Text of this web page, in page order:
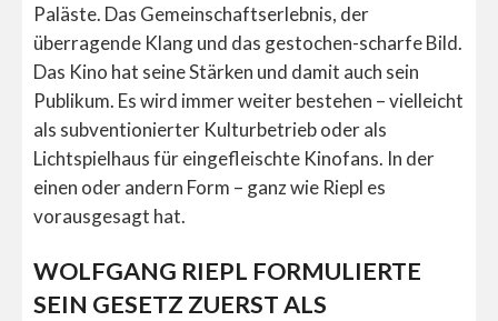
Paläste. Das Gemeinschaftserlebnis, der
überragende Klang und das gestochen-scharfe Bild.
Das Kino hat seine Stärken und damit auch sein
Publikum. Es wird immer weiter bestehen – vielleicht
als subventionierter Kulturbetrieb oder als
Lichtspielhaus für eingefleischte Kinofans. In der
einen oder andern Form – ganz wie Riepl es
vorausgesagt hat.
WOLFGANG RIEPL FORMULIERTE
SEIN GESETZ ZUERST ALS